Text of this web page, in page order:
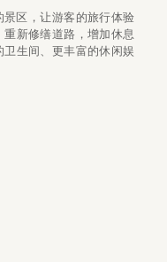
区，让游客的旅行体验
新修缮道路，增加休息
生间、更丰富的休闲娱